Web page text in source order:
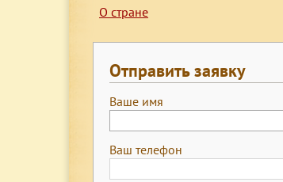
О стране
Отправить заявку
Ваше имя
Ваш телефон